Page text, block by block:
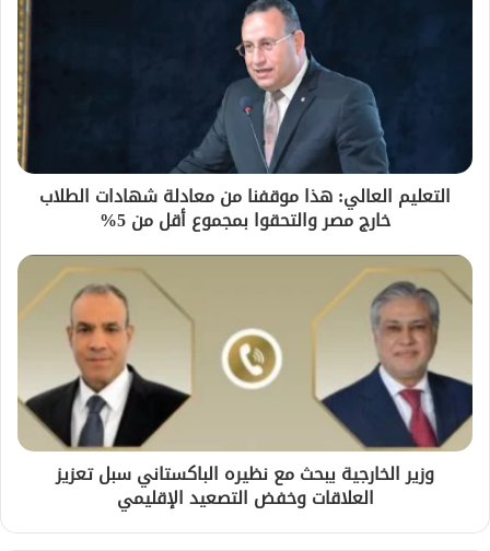
التعليم العالي: هذا موقفنا من معادلة شهادات الطلاب
خارج مصر والتحقوا بمجموع أقل من 5%
وزير الخارجية يبحث مع نظيره الباكستاني سبل تعزيز
العلاقات وخفض التصعيد الإقليمي